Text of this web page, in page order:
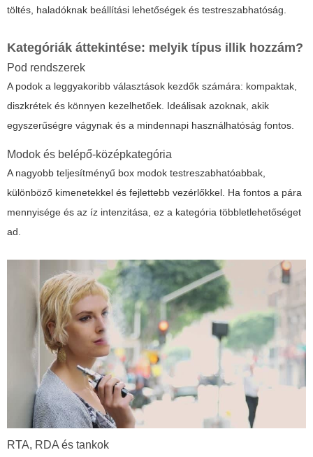
töltés, haladóknak beállítási lehetőségek és testreszabhatóság.
Kategóriák áttekintése: melyik típus illik hozzám?
Pod rendszerek
A podok a leggyakoribb választások kezdők számára: kompaktak,
diszkrétek és könnyen kezelhetőek. Ideálisak azoknak, akik
egyszerűségre vágynak és a mindennapi használhatóság fontos.
Modok és belépő-középkategória
A nagyobb teljesítményű box modok testreszabhatóabbak,
különböző kimenetekkel és fejlettebb vezérlőkkel. Ha fontos a pára
mennyisége és az íz intenzitása, ez a kategória többletlehetőséget
ad.
RTA, RDA és tankok